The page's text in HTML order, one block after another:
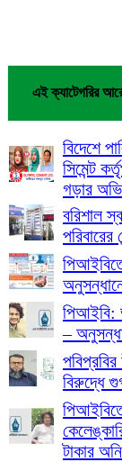
এই ক্যাটেগরির
বিদেশে
সিমেন্ট
গড়ার
বরিশাল
পরিবারের
পিআইবি:
–
বিরুদ্ধে
টাকার